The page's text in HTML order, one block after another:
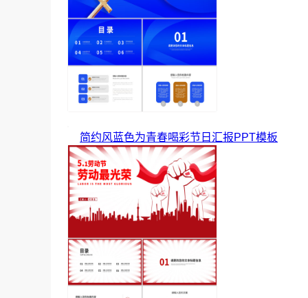
简约风蓝色为青春喝彩节日汇报PPT模板